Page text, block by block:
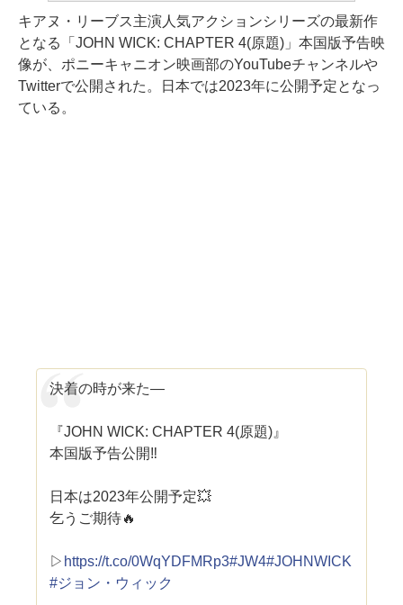
キアヌ・リーブス主演人気アクションシリーズの最新作
となる「JOHN WICK: CHAPTER 4(原題)」本国版予告映
像が、ポニーキャニオン映画部のYouTubeチャンネルや
Twitterで公開された。日本では2023年に公開予定となっ
ている。
決着の時が来た―
『JOHN WICK: CHAPTER 4(原題)』
本国版予告公開‼
日本は2023年公開予定💥
乞うご期待🔥
▷ https://t.co/0WqYDFMRp3#JW4#JOHNWICK
#ジョン・ウィック